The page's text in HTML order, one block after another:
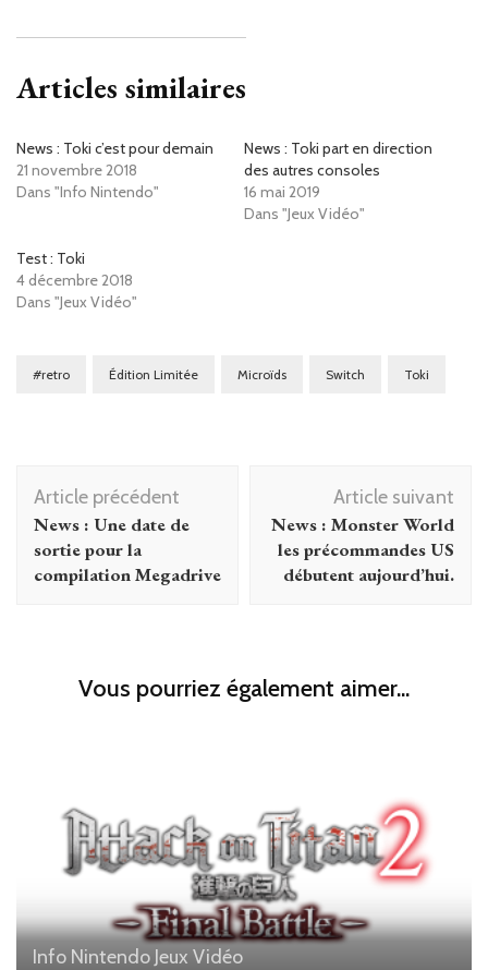
Articles similaires
News : Toki c’est pour demain
21 novembre 2018
Dans "Info Nintendo"
News : Toki part en direction
des autres consoles
16 mai 2019
Dans "Jeux Vidéo"
Test : Toki
4 décembre 2018
Dans "Jeux Vidéo"
#retro Édition Limitée Microïds Switch Toki
Navigation
d'article
Article précédent
News : Une date de
sortie pour la
compilation Megadrive
Article suivant
News : Monster World
les précommandes US
débutent aujourd’hui.
Vous pourriez également aimer...
Info Nintendo Jeux Vidéo